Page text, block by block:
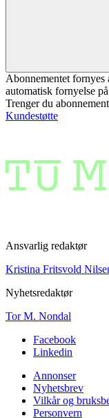
Abonnementet fornyes
automatisk fornyelse
Trenger du
Kundestøtte
Ansvarlig redaktør
Kristina Fritsvold
Nyhetsredaktør
Tor M. Nondal
Facebook
Linkedin
Annonser
Nyhetsbrev
Vilkår og
Personvern